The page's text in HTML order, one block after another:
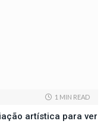
1 MIN READ
artística para ver